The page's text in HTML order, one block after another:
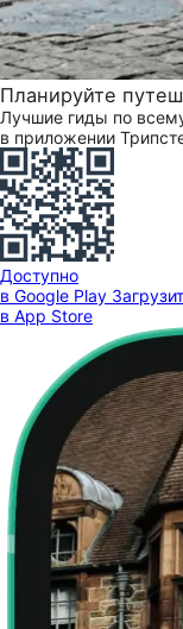
Планируйте
Лучшие гиды по
в приложении
Доступно
в Google Play
в App Store